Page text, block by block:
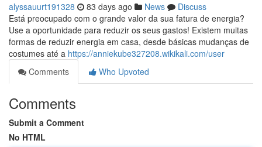
alyssauurt191328 83 days ago News
Discuss
Está preocupado com o grande valor da sua fatura de energia?
Use a oportunidade para reduzir os seus gastos! Existem muitas
formas de reduzir energia em casa, desde básicas mudanças de
costumes até a https://anniekube327208.wikikali.com/user
Comments
Who Upvoted
Comments
Submit a Comment
No HTML